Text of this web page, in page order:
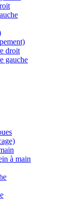
droit
gauche
à main